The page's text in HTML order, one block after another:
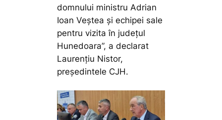
domnului ministru Adrian
Ioan Veștea și echipei sale
pentru vizita în județul
Hunedoara”, a declarat
Laurențiu Nistor,
președintele CJH.